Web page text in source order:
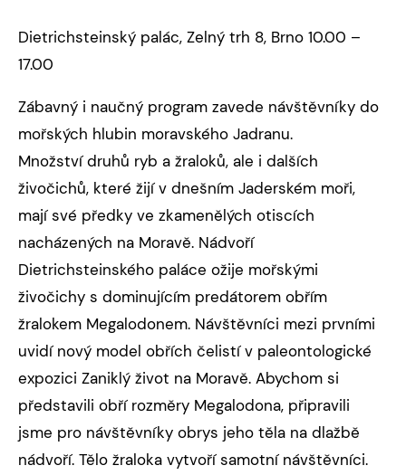
Dietrichsteinský palác, Zelný trh 8, Brno 10.00 –
17.00
Zábavný i naučný program zavede návštěvníky do
mořských hlubin moravského Jadranu.
Množství druhů ryb a žraloků, ale i dalších
živočichů, které žijí v dnešním Jaderském moři,
mají své předky ve zkamenělých otiscích
nacházených na Moravě. Nádvoří
Dietrichsteinského paláce ožije mořskými
živočichy s dominujícím predátorem obřím
žralokem Megalodonem. Návštěvníci mezi prvními
uvidí nový model obřích čelistí v paleontologické
expozici Zaniklý život na Moravě. Abychom si
představili obří rozměry Megalodona, připravili
jsme pro návštěvníky obrys jeho těla na dlažbě
nádvoří. Tělo žraloka vytvoří samotní návštěvníci.